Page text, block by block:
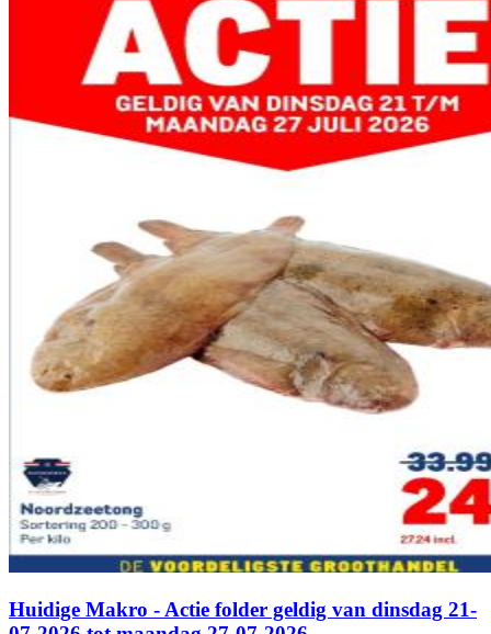
Huidige Makro - Actie folder geldig van dinsdag 21-